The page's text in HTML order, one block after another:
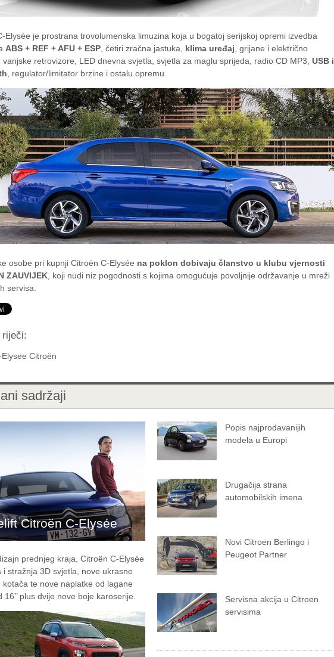
Elysée je prostrana trovolumenska limuzina koja u bogatoj serijskoj opremi izvedba
ABS + REF + AFU + ESP , četiri zračna jastuka, klima uređaj , grijane i električno
vanjske retrovizore, LED dnevna svjetla, svjetla za maglu sprijeda, radio CD MP3, USB i
, regulator/limitator brzine i ostalu opremu.
osobe pri kupnji Citroën C-Elysée na poklon dobivaju članstvo u klubu vjernosti
ZAUVIJEK , koji nudi niz pogodnosti s kojima omogućuje povoljnije održavanje u mreži
servisa.
riječi:
Citroën
sadržaji
Citroën C-Elysée
prednjeg kraja, Citroën C-Elysée
i stražnja 3D svjetla, nove ukrasne
kotača te nove naplatke od lagane
16’’ plus dvije nove boje karoserije.
Popis najprodavanijih
modela u Europi
Drugačija strana
automobilskih imena
Novi Citroen Berlingo i
Peugeot Partner
Servisna akcija u Citroen
servisima